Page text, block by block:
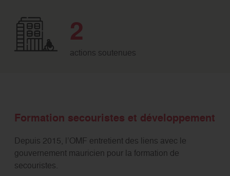
2
actions soutenues
Formation secouristes et développement
Depuis 2015, l’OMF entretient des liens avec le
gouvernement mauricien pour la formation de
secouristes.